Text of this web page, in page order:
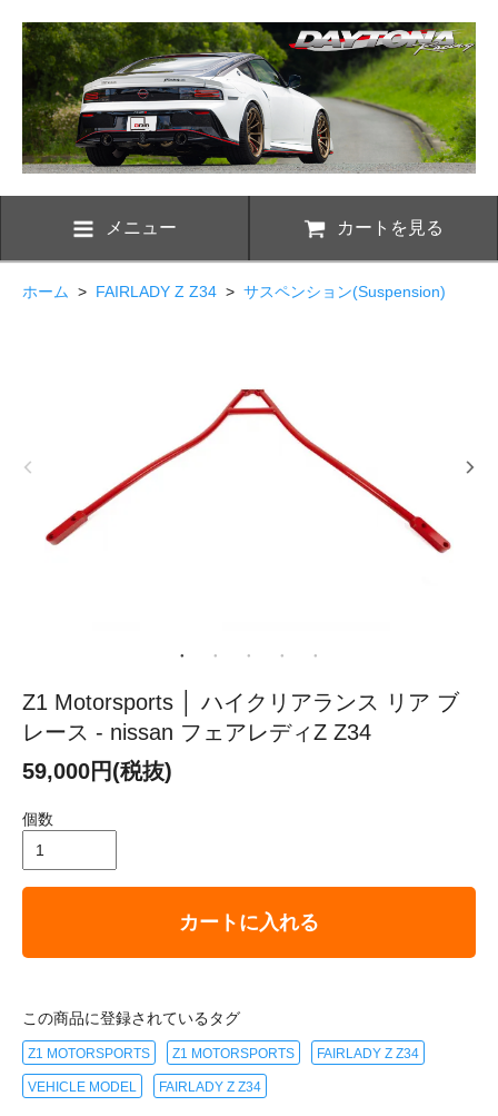
メニュー カートを見る
ホーム > FAIRLADY Z Z34 > サスペンション(Suspension)
Z1 Motorsports │ ハイクリアランス リア ブ
レース - nissan フェアレディZ Z34
59,000円(税抜)
個数
カートに入れる
この商品に登録されているタグ
Z1 MOTORSPORTS Z1 MOTORSPORTS FAIRLADY Z Z34
VEHICLE MODEL FAIRLADY Z Z34